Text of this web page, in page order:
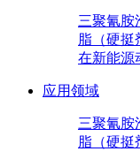
三聚氰胺
脂（硬挺
在新能源
应用领域
三聚氰胺
脂（硬挺